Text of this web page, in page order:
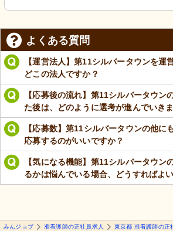
よくある質問
【運営法人】第11シルバータウンを運
どこの法人ですか？
【応募後の流れ】第11シルバータウン
た後は、どのように選考が進んでいき
【応募数】第11シルバータウンの他に
応募するのがいいですか？
【気になる機能】第11シルバータウン
るかは悩んでいる場合、どうすればよ
みんジョブ 准看護師の正社員求人 東京都 准看護師の正